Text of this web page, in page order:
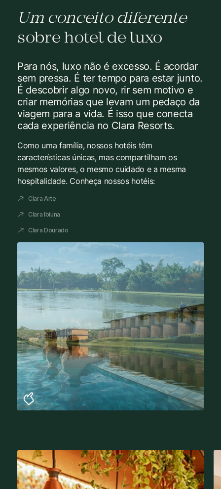
Um conceito diferente
sobre hotel de luxo
Para nós, luxo não é excesso. É acordar
sem pressa. É ter tempo para estar junto.
É descobrir algo novo, rir sem motivo e
criar memórias que levam um pedaço da
viagem para a vida. É isso que conecta
cada experiência no Clara Resorts.
Como uma família, nossos hotéis têm
características únicas, mas compartilham os
mesmos valores, o mesmo cuidado e a mesma
hospitalidade. Conheça nossos hotéis:
Clara Arte
Clara Ibiúna
Clara Dourado